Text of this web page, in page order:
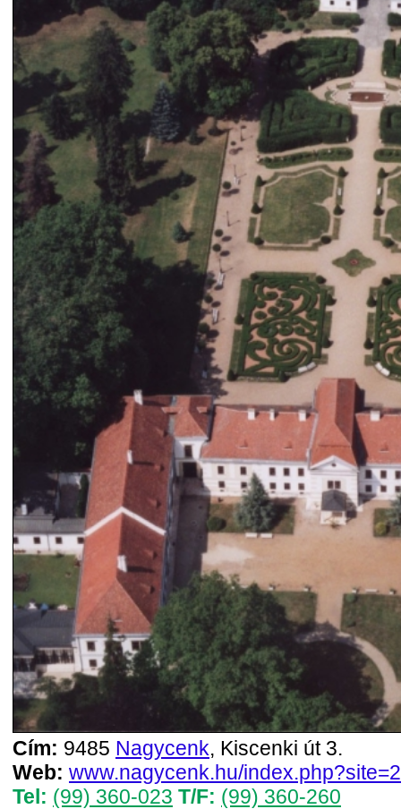
Cím: 9485 Nagycenk, Kiscenki út 3.
Web: www.nagycenk.hu/
Tel: (99) 360-023 T/F: (99) 360-260